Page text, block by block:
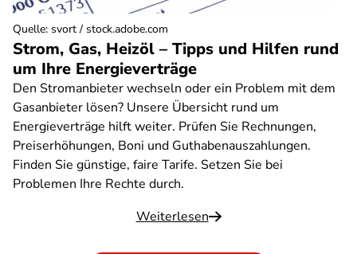
Strom, Gas, Heizöl – Tipps und Hilfen rund
um Ihre Energieverträge
Den Stromanbieter wechseln oder ein Problem mit dem
Gasanbieter lösen? Unsere Übersicht rund um
Energieverträge hilft weiter. Prüfen Sie Rechnungen,
Preiserhöhungen, Boni und Guthabenauszahlungen.
Finden Sie günstige, faire Tarife. Setzen Sie bei
Problemen Ihre Rechte durch.
Weiterlesen
Quelle: svort / stock.adobe.com